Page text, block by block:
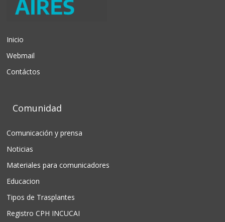
Inicio
Webmail
Contáctos
Comunidad
Comunicación y prensa
Noticias
Materiales para comunicadores
Educacion
Tipos de Trasplantes
Registro CPH INCUCAI